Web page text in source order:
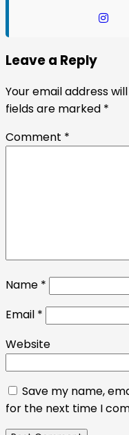
Leave a Reply
Your email address
fields are marked *
Comment *
Name *
Email *
Website
Save my name,
for the next time I